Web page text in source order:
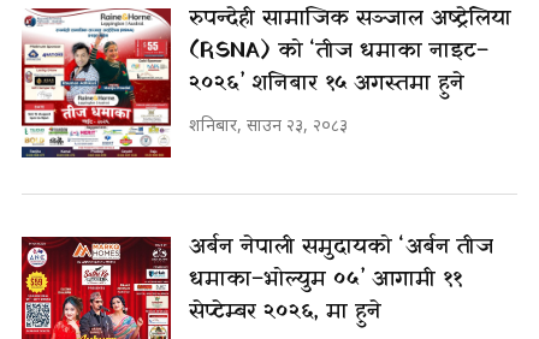
रुपन्देही सामाजिक सञ्जाल अष्ट्रेलिया
(RSNA) को ‘तीज धमाका नाइट–
२०२६’ शनिबार १५ अगस्तमा हुने
शनिबार, साउन २३, २०८३
अर्बन नेपाली समुदायको ‘अर्बन तीज
धमाका–भोल्युम ०५’ आगामी ११
सेप्टेम्बर २०२६, मा हुने